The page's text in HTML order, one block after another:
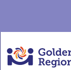
内